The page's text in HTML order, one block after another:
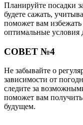
Планируйте посадки
будете сажать,
поможет вам
оптимальные условия
СОВЕТ №4
Не забывайте о
зависимости от
следите за
поможет вам
будущем.